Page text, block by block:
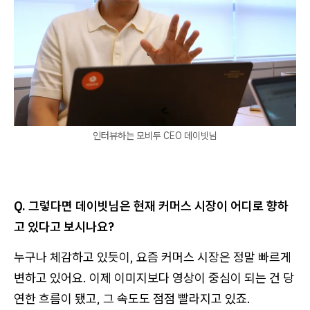
인터뷰하는 모비두 CEO 데이빗님
Q. 그렇다면 데이빗님은 현재 커머스 시장이 어디로 향하
고 있다고 보시나요?
누구나 체감하고 있듯이, 요즘 커머스 시장은 정말 빠르게
변하고 있어요. 이제 이미지보다 영상이 중심이 되는 건 당
연한 흐름이 됐고, 그 속도도 점점 빨라지고 있죠.